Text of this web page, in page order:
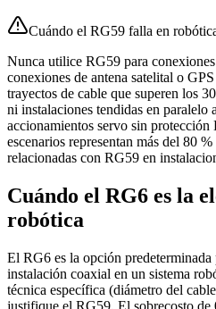
Cuándo el RG59 falla en
Nunca utilice RG59 para
conexiones de antena satelital o
trayectos de cable que superen los
ni instalaciones tendidas en paralelo
accionamientos servo sin
escenarios representan más del 80
relacionadas con RG59 en
Cuándo el RG6 es la
robótica
El RG6 es la opción predeterminada
instalación coaxial en un sistema
técnica específica (diámetro del
justifique el RG59. El sobrecosto